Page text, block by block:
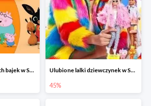
Zabawki z ulubionych bajek w Smyku do -50% Ulubione lalki dziewczynek w Smyku do -45%
45%